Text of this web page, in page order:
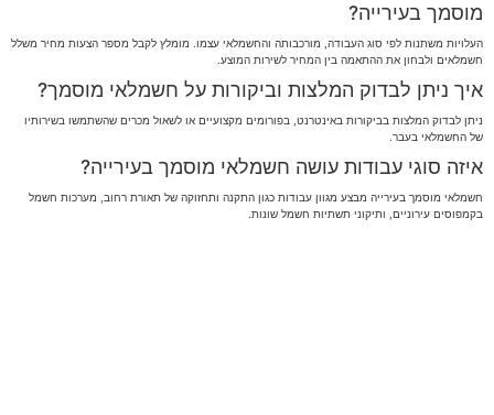
מוסמך בעירייה?
העלויות משתנות לפי סוג העבודה, מורכבותה והחשמלאי עצמו. מומלץ לקבל מספר הצעות מחיר משלל
חשמלאים ולבחון את ההתאמה בין המחיר לשירות המוצע.
איך ניתן לבדוק המלצות וביקורות על חשמלאי מוסמך?
ניתן לבדוק המלצות בביקורות באינטרנט, בפורומים מקצועיים או לשאול מכרים שהשתמשו בשירותיו
של החשמלאי בעבר.
איזה סוגי עבודות עושה חשמלאי מוסמך בעירייה?
חשמלאי מוסמך בעירייה מבצע מגוון עבודות כגון התקנה ותחזוקה של תאורת רחוב, מערכות חשמל
בקמפוסים עירוניים, ותיקוני תשתיות חשמל שונות.